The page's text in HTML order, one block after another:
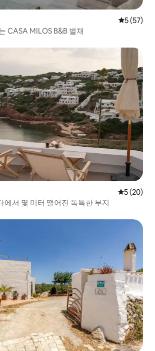
평점 5점
5 (57)
CASA MILOS B&B 별채
평점 5점(5
5 (20)
에서 몇 미터 떨어진 독특한 부지